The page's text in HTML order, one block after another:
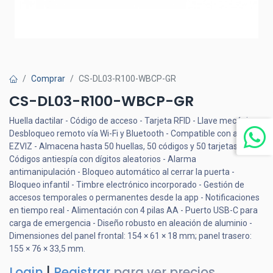
Comprar CS-DL03-R100-WBCP-GR
CS-DL03-R100-WBCP-GR
Huella dactilar - Código de acceso - Tarjeta RFID - Llave mecánica -
Desbloqueo remoto vía Wi-Fi y Bluetooth - Compatible con app
EZVIZ - Almacena hasta 50 huellas, 50 códigos y 50 tarjetas -
Códigos antiespía con dígitos aleatorios - Alarma
antimanipulación - Bloqueo automático al cerrar la puerta -
Bloqueo infantil - Timbre electrónico incorporado - Gestión de
accesos temporales o permanentes desde la app - Notificaciones
en tiempo real - Alimentación con 4 pilas AA - Puerto USB-C para
carga de emergencia - Diseño robusto en aleación de aluminio -
Dimensiones del panel frontal: 154 × 61 × 18 mm; panel trasero:
155 × 76 × 33,5 mm.